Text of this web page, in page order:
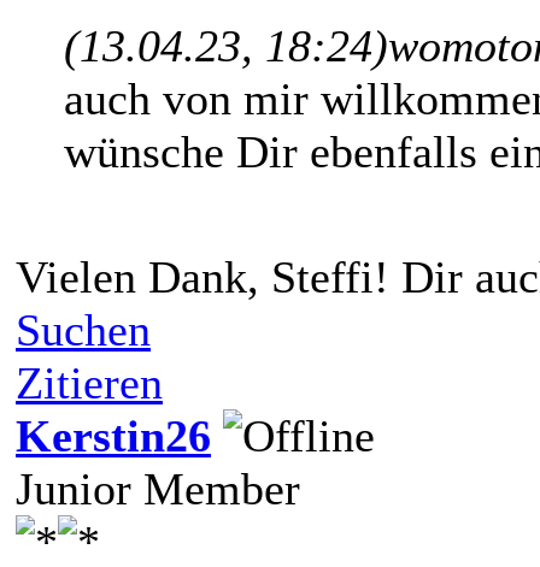
(13.04.23, 18:24)
auch von mir
wünsche Dir ebenfalls
Vielen Dank, Steffi! Dir
Suchen
Zitieren
Kerstin26
Junior Member